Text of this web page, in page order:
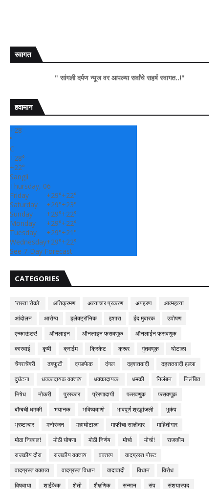
स्वागत
" सांगली दर्पण न्यूज वर आपल्या सर्वांचे सहर्ष स्वागत..!"
हवामान
+28
°
C
+28°
+22°
Sangli
Thursday, 06
Friday
+29°+22°
Saturday
+29°+23°
Sunday
+29°+22°
Monday
+29°+22°
Tuesday
+29°+21°
Wednesday+29°+22°
See 7-Day Forecast
CATEGORIES
'रास्ता रोको' अतिक्रमण अत्याचार प्रकरण अपहरण
आत्महत्या
आंदोलन
आरोग्य इलेक्ट्रॉनिक इशारा ईद मुबारक
उपोषण
एन्काऊंटर!
ऑनलाइन ऑनलाइन फसवणूक
ऑनलाईन फसवणुक
कारवाई
कृषी क्राईम क्रिकेट क्रूर गुंतवणूक
घोटाळा
चेंगराचेंगरी
ढगफुटी दगडफेक दंगल दहशतवादी
दहशतवादी हल्ला
दुर्घटना
धक्कादायक वक्तव्य धक्कादायक! धमकी निलंबन
निलंबित
निषेध
नोकरी पुरस्कार प्रेरणादायी फसवणुक
फसवणूक
बॉम्बची धमकी
भयानक भविष्यवाणी भावपूर्ण श्रद्धांजली
भूकंप
भ्रष्टाचार
मनोरंजन महाघोटाळा माफीचा साक्षीदार
माहितीगार
मोठा निकाल!
मोठी घोषणा मोठी निर्णय मोर्चा मोर्चा!
राजकीय
राजकीय दौरा
राजकीय वक्तव्य वक्तव्य
वादग्रस्त पोस्ट
वादग्रस्त वक्तव्य
वादग्रस्त विधान वादावादी विधान
विरोध
विषबाधा
शाईफेक शेती शैक्षणिक सन्मान संप
संशयास्पद